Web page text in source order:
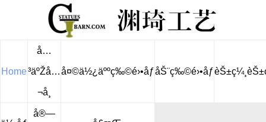
Home
å…
³äºŽå…
¬å¸
å¤©ä½¿äººç‰©é›•åƒåŠ¨ç‰©é›•åƒ
å®—